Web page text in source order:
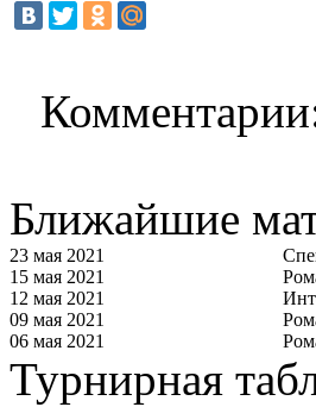
Ближайшие
23 мая 2021
15 мая 2021
12 мая 2021
09 мая 2021
06 мая 2021
Турнирная